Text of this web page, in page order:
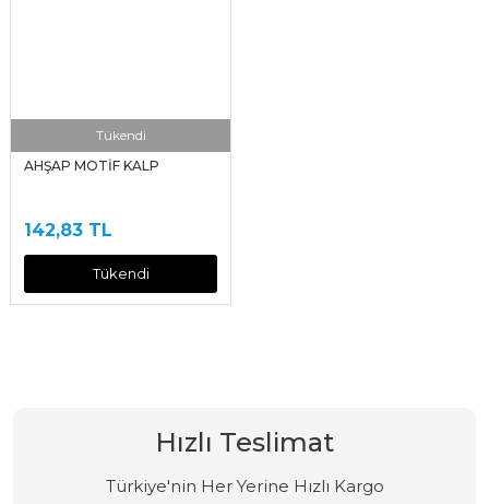
Tükendi
AHŞAP MOTİF KALP
142,83 TL
Tükendi
Hızlı Teslimat
Türkiye'nin Her Yerine Hızlı Kargo